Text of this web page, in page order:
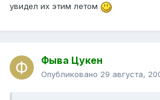
увидел их этим летом
Фыва Цукен
Опубликовано 29 августа,